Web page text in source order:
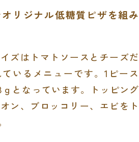
リジナル低糖質ピザを組み
ズはトマトソースとチーズだ
いるメニューです。1 ピース
ｇとなっています。トッピング
ン、ブロッコリー、エビをト